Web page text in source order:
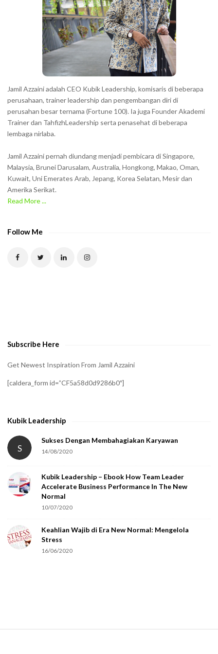
Jamil Azzaini adalah CEO Kubik Leadership, komisaris di beberapa
perusahaan, trainer leadership dan pengembangan diri di
perusahan besar ternama (Fortune 100). Ia juga Founder Akademi
Trainer dan TahfizhLeadership serta penasehat di beberapa
lembaga nirlaba.
Jamil Azzaini pernah diundang menjadi pembicara di Singapore,
Malaysia, Brunei Darusalam, Australia, Hongkong, Makao, Oman,
Kuwait, Uni Emerates Arab, Jepang, Korea Selatan, Mesir dan
Amerika Serikat.
Read More ...
Follow Me
Subscribe Here
Get Newest Inspiration From Jamil Azzaini
[caldera_form id=”CF5a58d0d9286b0″]
Kubik Leadership
S
Sukses Dengan Membahagiakan Karyawan
14/08/2020
Kubik Leadership – Ebook How Team Leader
Accelerate Business Performance In The New
Normal
10/07/2020
Keahlian Wajib di Era New Normal: Mengelola
Stress
16/06/2020